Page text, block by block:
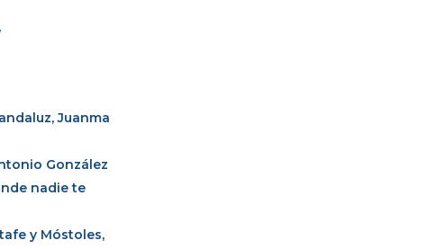
Juanma
González
nadie te
y Móstoles,